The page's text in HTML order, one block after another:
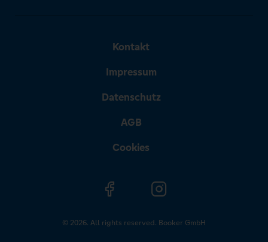
Kontakt
Impressum
Datenschutz
AGB
Cookies
© 2026. All rights reserved. Booker GmbH